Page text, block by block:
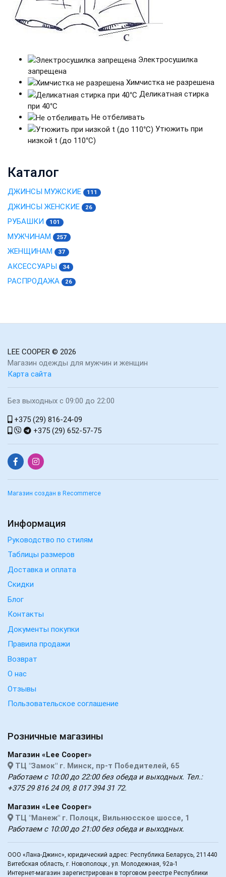
Электросушилка
запрещена
Химчистка не разрешена
Деликатная стирка
при 40°C
Не отбеливать
Утюжить при
низкой t (до 110°С)
Каталог
ДЖИНСЫ МУЖСКИЕ 111
ДЖИНСЫ ЖЕНСКИЕ 26
РУБАШКИ 101
МУЖЧИНАМ 257
ЖЕНЩИНАМ 37
АКСЕССУАРЫ 34
РАСПРОДАЖА 26
LEE COOPER © 2026
Магазин одежды для мужчин и женщин
Карта сайта
Без выходных с 09:00 до 22:00
+375 (29) 816-24-09
+375 (29) 652-57-75
Магазин создан в Recommerce
Информация
Руководство по стилям
Таблицы размеров
Доставка и оплата
Скидки
Блог
Контакты
Документы покупки
Правила продажи
Возврат
О нас
Отзывы
Пользовательское соглашение
Розничные магазины
Магазин «Lee Cooper»
ТЦ "Замок" г. Минск, пр-т Победителей, 65
Работаем с 10:00 до 22:00 без обеда и выходных. Тел.:
+375 29 816 24 09, 8 017 394 31 72.
Магазин «Lee Cooper»
ТЦ "Манеж" г. Полоцк, Вильнюсское шоссе, 1
Работаем с 10:00 до 21:00 без обеда и выходных.
ООО «Лана-Джинс», юридический адрес: Республика Беларусь, 211440
Витебская область, г. Новополоцк , ул. Молодежная, 92а-1
Интернет-магазин зарегистрирован в торговом реестре Республики